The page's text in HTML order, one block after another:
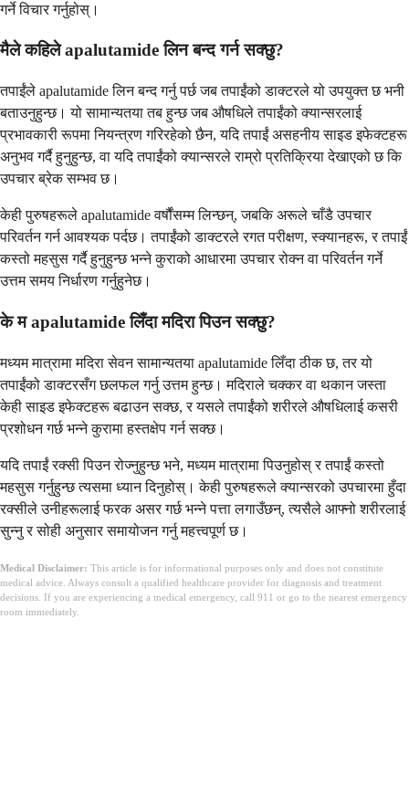
गर्ने विचार गर्नुहोस्।
मैले कहिले apalutamide लिन बन्द गर्न सक्छु?
तपाईंले apalutamide लिन बन्द गर्नु पर्छ जब तपाईंको डाक्टरले यो उपयुक्त छ भनी
बताउनुहुन्छ। यो सामान्यतया तब हुन्छ जब औषधिले तपाईंको क्यान्सरलाई
प्रभावकारी रूपमा नियन्त्रण गरिरहेको छैन, यदि तपाईं असहनीय साइड इफेक्टहरू
अनुभव गर्दै हुनुहुन्छ, वा यदि तपाईंको क्यान्सरले राम्रो प्रतिक्रिया देखाएको छ कि
उपचार ब्रेक सम्भव छ।
केही पुरुषहरूले apalutamide वर्षौंसम्म लिन्छन्, जबकि अरूले चाँडै उपचार
परिवर्तन गर्न आवश्यक पर्दछ। तपाईंको डाक्टरले रगत परीक्षण, स्क्यानहरू, र तपाईं
कस्तो महसुस गर्दै हुनुहुन्छ भन्ने कुराको आधारमा उपचार रोक्न वा परिवर्तन गर्ने
उत्तम समय निर्धारण गर्नुहुनेछ।
के म apalutamide लिँदा मदिरा पिउन सक्छु?
मध्यम मात्रामा मदिरा सेवन सामान्यतया apalutamide लिँदा ठीक छ, तर यो
तपाईंको डाक्टरसँग छलफल गर्नु उत्तम हुन्छ। मदिराले चक्कर वा थकान जस्ता
केही साइड इफेक्टहरू बढाउन सक्छ, र यसले तपाईंको शरीरले औषधिलाई कसरी
प्रशोधन गर्छ भन्ने कुरामा हस्तक्षेप गर्न सक्छ।
यदि तपाईं रक्सी पिउन रोज्नुहुन्छ भने, मध्यम मात्रामा पिउनुहोस् र तपाईं कस्तो
महसुस गर्नुहुन्छ त्यसमा ध्यान दिनुहोस्। केही पुरुषहरूले क्यान्सरको उपचारमा हुँदा
रक्सीले उनीहरूलाई फरक असर गर्छ भन्ने पत्ता लगाउँछन्, त्यसैले आफ्नो शरीरलाई
सुन्नु र सोही अनुसार समायोजन गर्नु महत्त्वपूर्ण छ।
Medical Disclaimer: This article is for informational purposes only and does not constitute
medical advice. Always consult a qualified healthcare provider for diagnosis and treatment
decisions. If you are experiencing a medical emergency, call 911 or go to the nearest emergency
room immediately.